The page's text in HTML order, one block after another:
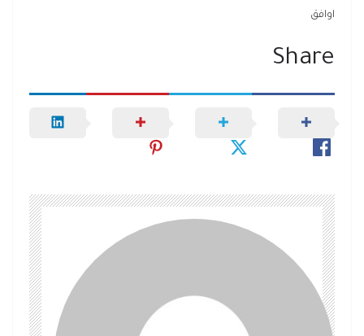
اوافق
Share